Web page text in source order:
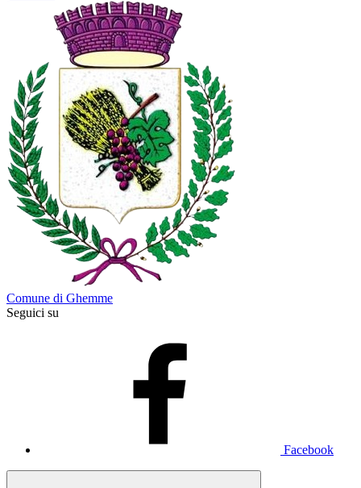
Comune di Ghemme
Seguici su
Facebook